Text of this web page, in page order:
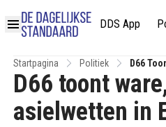
DDS App
Startpagina Politiek D66
D66 toont
asielwetten in